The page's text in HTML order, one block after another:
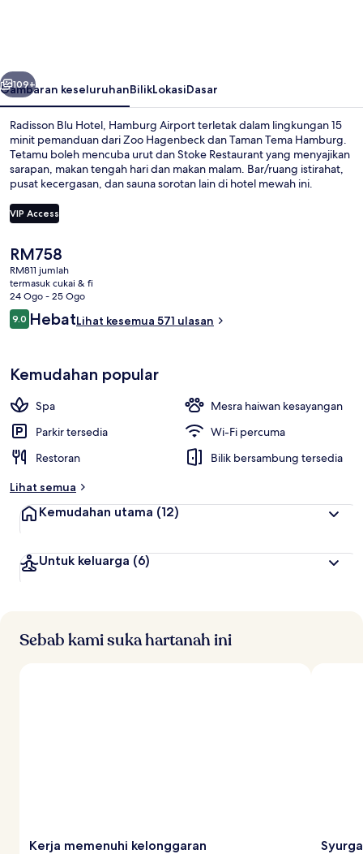
Seterusnya
109+
Gambaran keseluruhanBilikLokasiDasar
Radisson Blu Hotel, Hamburg Airport terletak dalam lingkungan 15
minit pemanduan dari Zoo Hagenbeck dan Taman Tema Hamburg.
Tetamu boleh mencuba urut dan Stoke Restaurant yang menyajikan
sarapan, makan tengah hari dan makan malam. Bar/ruang istirahat,
pusat kecergasan, dan sauna sorotan lain di hotel mewah ini.
jarak ke lapangan terbang. Pengangkutan awam terletak
berdekatan: jarak Stesen Lapangan Terbang Hamburg ialah 6 minit
VIP Access
Harga
semasa
ialah
RM758
RM758
RM811 jumlah
termasuk cukai & fi
24 Ogo - 25 Ogo
Ulasan
9.09.0 daripada 10
HebatLihat kesemua 571 ulasan
Kemudahan popular
Spa
Mesra haiwan kesayangan
Parkir tersedia
Wi-Fi percuma
Restoran
Bilik bersambung tersedia
Lihat semua
Kemudahan utama (12)
Untuk keluarga (6)
Sebab kami suka hartanah ini
Kerja memenuhi kelonggaran